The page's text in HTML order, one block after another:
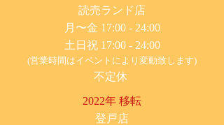
​読売ランド店
月〜金 17:00 - 24:00
土日祝 17:00 - 24:00
(営業時間はイベントにより変動致します)
不定休
2022年 移転
​登戸店